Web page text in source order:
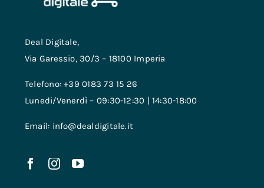
Deal Digitale,
Via Garessio, 30/3 – 18100 Imperia
Telefono: +39 0183 73 15 26
Lunedi/Venerdì – 09:30-12:30 | 14:30-18:00
Email: info@dealdigitale.it